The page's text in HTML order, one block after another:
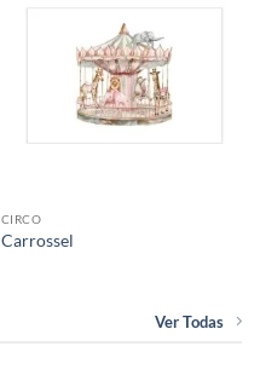
CIRCO
Carrossel
Ver Todas